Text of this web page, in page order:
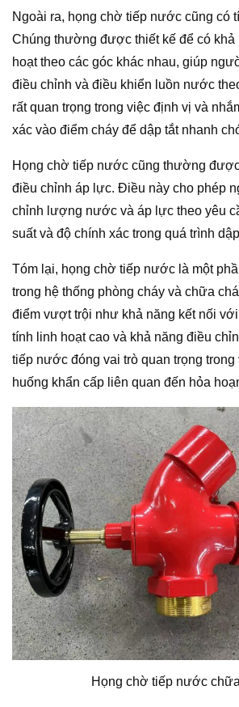
Ngoài ra, họng chờ tiếp nước cũng có
Chúng thường được thiết kế để có khả
hoạt theo các góc khác nhau, giúp
điều chỉnh và điều khiển luồn nước
rất quan trọng trong việc định vị và
xác vào điểm cháy để dập tắt nhanh
Họng chờ tiếp nước cũng thường
điều chỉnh áp lực. Điều này cho phép
chỉnh lượng nước và áp lực theo yêu
suất và độ chính xác trong quá trình
Tóm lại, họng chờ tiếp nước là một
trong hệ thống phòng cháy và chữa
điểm vượt trội như khả năng kết nối
tính linh hoạt cao và khả năng điều
tiếp nước đóng vai trò quan trọng
huống khẩn cấp liên quan đến hỏa
Họng chờ tiếp nước